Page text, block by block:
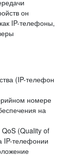
он
IP-телефоны,
(IP-телефон
номере
на
QoS (Quality of
IP-телефонии